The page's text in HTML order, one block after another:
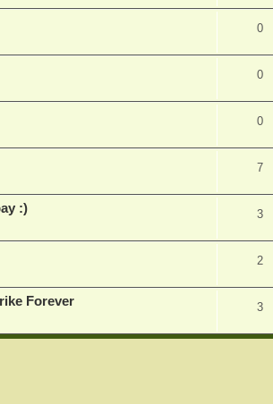
0
0
0
7
:) 3
2
Forever 3